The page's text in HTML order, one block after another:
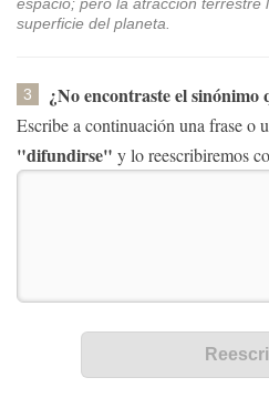
superficie del planeta.
3 ¿No encontraste el sinónimo
Escribe a continuación una frase o
"difundirse" y lo reescribiremos